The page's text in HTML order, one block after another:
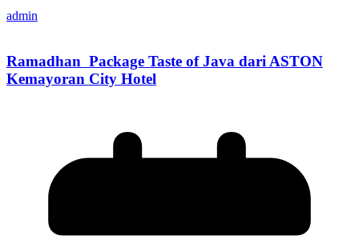
admin
Ramadhan Package Taste of Java dari ASTON
Kemayoran City Hotel